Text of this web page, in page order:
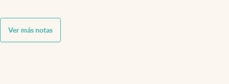
Ver más notas